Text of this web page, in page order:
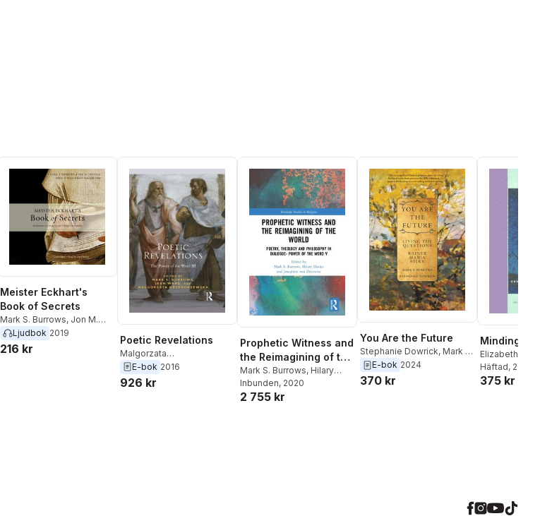
Meister Eckhart's
Book of Secrets
Mark S. Burrows, Jon M.
Sweeney
Ljudbok 2019
216 kr
Poetic Revelations
Malgorzata
Grzegorzewska
Ward, Mark S. Burrows
E-bok 2016
926 kr
Prophetic Witness and
the Reimagining of the
World
Mark S. Burrows, Hilary
Davies,Josephine von
Zitzewitz
Inbunden, 2020
2 755 kr
You Are the Future
Stephanie Dowrick, Mark S.
Burrows
E-bok 2024
370 kr
Minding the
Elizabeth A.
Elizabeth A.
Burrows
Häftad, 2005
375 kr